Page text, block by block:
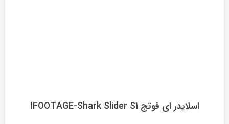
اسلایدر ای فوتج IFOOTAGE-Shark Slider S1